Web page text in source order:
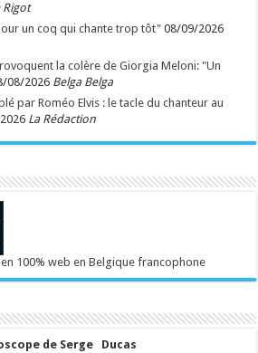
Rigot
un coq qui chante trop tôt" 08/09/2026
la colère de Giorgia Meloni: "Un
08/2026 Belga Belga
par Roméo Elvis : le tacle du chanteur au
La Rédaction
100% web en Belgique francophone
de Serge Ducas